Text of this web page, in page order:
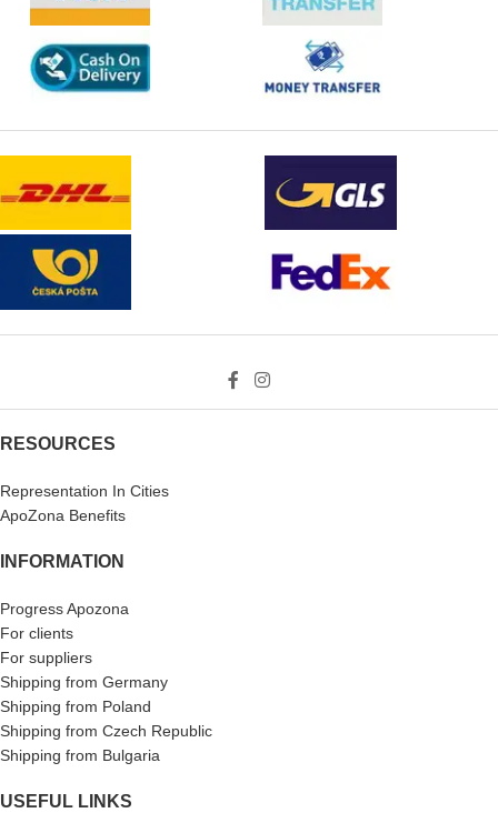
RESOURCES
Representation In Cities
ApoZona Benefits
INFORMATION
Progress Apozona
For clients
For suppliers
Shipping from Germany
Shipping from Poland
Shipping from Czech Republic
Shipping from Bulgaria
USEFUL LINKS